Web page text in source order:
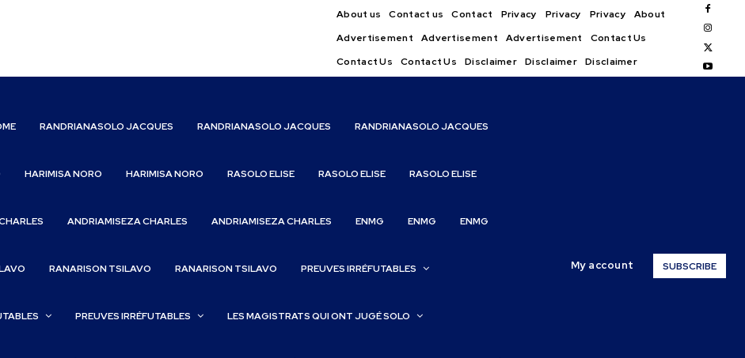
About us Contact us Contact Privacy Privacy Privacy
About
Advertisement
Advertisement Advertisement
Contact Us
Contact Us
Contact Us Disclaimer Disclaimer Disclaimer
RANDRIANASOLO JACQUES RANDRIANASOLO JACQUES RANDRIANASOLO JACQUES
HARIMISA NORO HARIMISA NORO RASOLO ELISE RASOLO ELISE RASOLO ELISE
ANDRIAMISEZA CHARLES ANDRIAMISEZA CHARLES ENMG ENMG ENMG
RANARISON TSILAVO RANARISON TSILAVO PREUVES IRRÉFUTABLES
PREUVES IRRÉFUTABLES LES MAGISTRATS QUI ONT JUGÉ SOLO
My account SUBSCRIBE